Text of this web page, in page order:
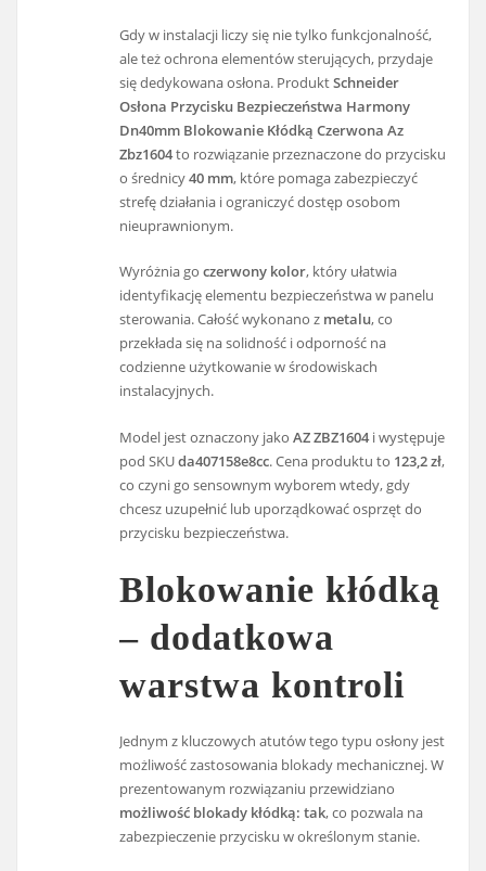
Gdy w instalacji liczy się nie tylko funkcjonalność,
ale też ochrona elementów sterujących, przydaje
się dedykowana osłona. ProduktSchneider
Osłona Przycisku Bezpieczeństwa Harmony
Dn40mm Blokowanie Kłódką Czerwona Az
Zbz1604to rozwiązanie przeznaczone do przycisku
o średnicy40 mm, które pomaga zabezpieczyć
strefę działania i ograniczyć dostęp osobom
nieuprawnionym.
Wyróżnia goczerwony kolor, który ułatwia
identyfikację elementu bezpieczeństwa w panelu
sterowania. Całość wykonano z metalu, co
przekłada się na solidność i odporność na
codzienne użytkowanie w środowiskach
instalacyjnych.
Model jest oznaczony jakoAZ ZBZ1604i występuje
pod SKUda407158e8cc. Cena produktu to 123,2 zł,
co czyni go sensownym wyborem wtedy, gdy
chcesz uzupełnić lub uporządkować osprzęt do
przycisku bezpieczeństwa.
Blokowanie kłódką
– dodatkowa
warstwa kontroli
Jednym z kluczowych atutów tego typu osłony jest
możliwość zastosowania blokady mechanicznej. W
prezentowanym rozwiązaniu przewidziano
możliwość blokady kłódką: tak, co pozwala na
zabezpieczenie przycisku w określonym stanie.